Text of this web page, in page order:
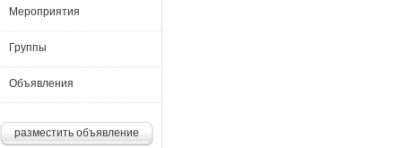
Мероприятия
Группы
Объявления
разместить объявление